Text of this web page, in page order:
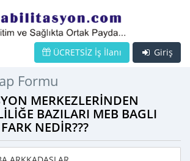
Giriş
ÜCRETSİZ İş İlanı
Formu
MERKEZLERİNDEN
BAZILARI MEB BAGLI
NEDİR???